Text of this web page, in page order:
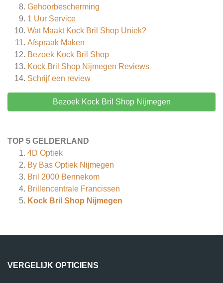
Gehoorbescherming
1 Uur Service
Wat Maakt Kock Bril Shop Uniek?
Afspraak Maken
Bezoek Kock Bril Shop
Kock Bril Shop Nijmegen Reviews
Schrijf een review
Bezoek Kock Bril Shop Nijmegen
TOP 5 GELDERLAND
4D Optiek
By Bas Optiek Nijmegen
Bril 2000 Bennekom
Brillencentrale Francissen
Kock Bril Shop Nijmegen
VERGELIJK OPTICIENS